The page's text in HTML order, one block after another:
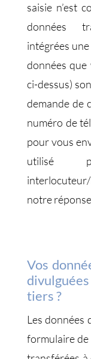
saisie n’est
données
intégrées
données
ci-dessus)
demande de
numéro de
pour vous
utilisé
notre
Vos
tiers ?
Les données
formulaire